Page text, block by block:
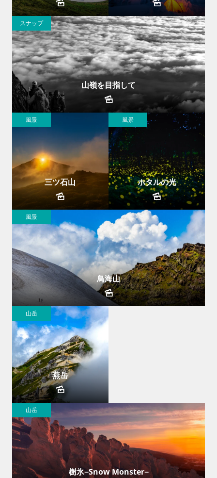
山嶺を目指して
スナップ
三ツ石山
風景
鳥海山
風景
ホタルの光
風景
燕岳
山岳
樹氷−Snow Monster−
山岳